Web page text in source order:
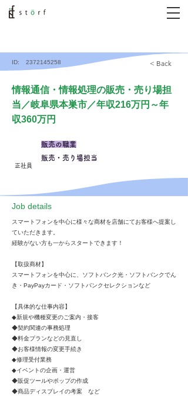
ID: 2372145258 < Back
情報通信・情報処理の販売・売り場担
当／岐阜県本巣市／年収216万円～年
収360万円
正社員
販売の職業
販売・売り場担当
​Job details
スマートフォンを中心に様々な商材を店舗にてお客様へ提案し
ていただきます。
経験がない方も一からスタートできます！
【取扱商材】
スマートフォンを中心に、ソフトバンク光・ソフトバンクでん
き・PayPayカード・ソフトバンクセレクションなど
【具体的な仕事内容】
◆新規や機種変更のご案内・接客
◆契約関連の事務処理
◆料金プランなどの見直し
◆お客様情報の変更手続き
◆修理受付業務
◆イベントの企画・運営
◆販促ツールやポップの作成
◆商品ディスプレイの考案 など